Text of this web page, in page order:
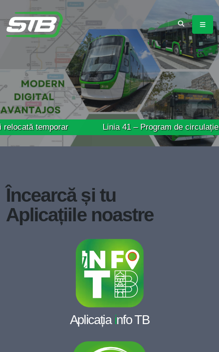
Linia 41 – Program de circulație prelungit
Încearcă și tu
Aplicațiile noastre
Aplicația info TB